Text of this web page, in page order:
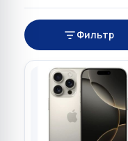
Фильтр